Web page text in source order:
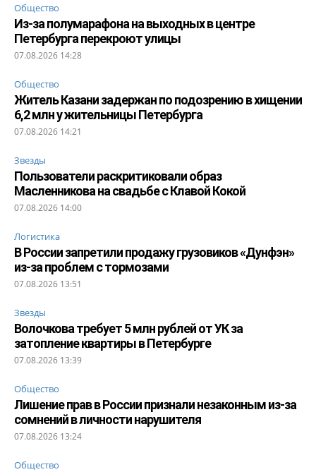
Общество
Из-за полумарафона на выходных в центре
Петербурга перекроют улицы
07.08.2026 14:28
Общество
Житель Казани задержан по подозрению в хищении
6,2 млн у жительницы Петербурга
07.08.2026 14:21
Звезды
Пользователи раскритиковали образ
Масленникова на свадьбе с Клавой Кокой
07.08.2026 14:00
Логистика
В России запретили продажу грузовиков «Дунфэн»
из-за проблем с тормозами
07.08.2026 13:51
Звезды
Волочкова требует 5 млн рублей от УК за
затопление квартиры в Петербурге
07.08.2026 13:39
Общество
Лишение прав в России признали незаконным из-за
сомнений в личности нарушителя
07.08.2026 13:24
Общество